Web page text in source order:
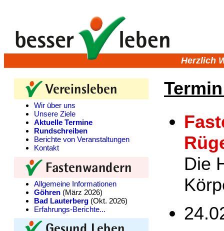
Herzlich
Wir über uns
Unsere Ziele
Aktuelle Termine
Rundschreiben
Berichte von Veranstaltungen
Kontakt
Allgemeine Informationen
Göhren (März 2026)
Bad Lauterberg (Okt. 2026)
Erfahrungs-Berichte...
Die